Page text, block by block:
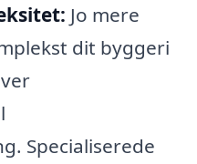
Jo mere
dit byggeri
Specialiserede